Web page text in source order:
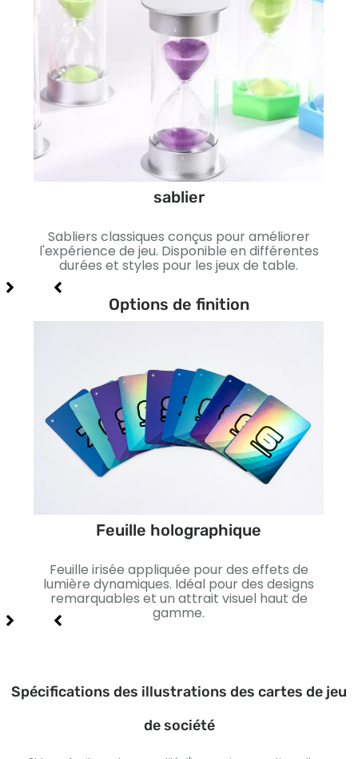
sablier
Sabliers classiques conçus pour améliorer
l'expérience de jeu. Disponible en différentes
durées et styles pour les jeux de table.
Options de finition
Feuille holographique
Feuille irisée appliquée pour des effets de
lumière dynamiques. Idéal pour des designs
remarquables et un attrait visuel haut de
gamme.
Spécifications des illustrations des cartes de jeu
de société